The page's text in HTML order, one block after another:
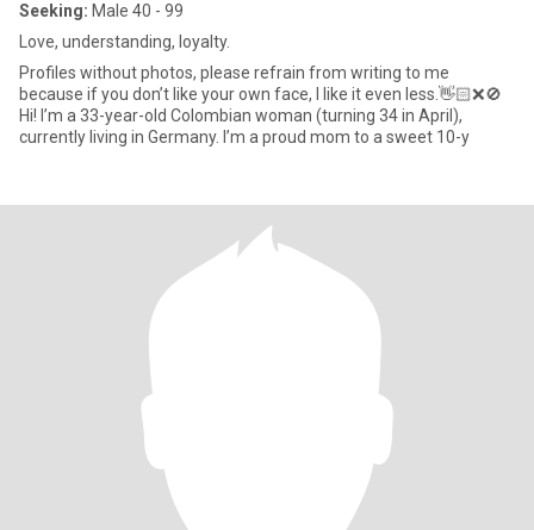
Seeking: Male 40 - 99
Love, understanding, loyalty.
Profiles without photos, please refrain from writing to me
because if you don’t like your own face, I like it even less.👋🏻❌🚫
Hi! I’m a 33-year-old Colombian woman (turning 34 in April),
currently living in Germany. I’m a proud mom to a sweet 10-y